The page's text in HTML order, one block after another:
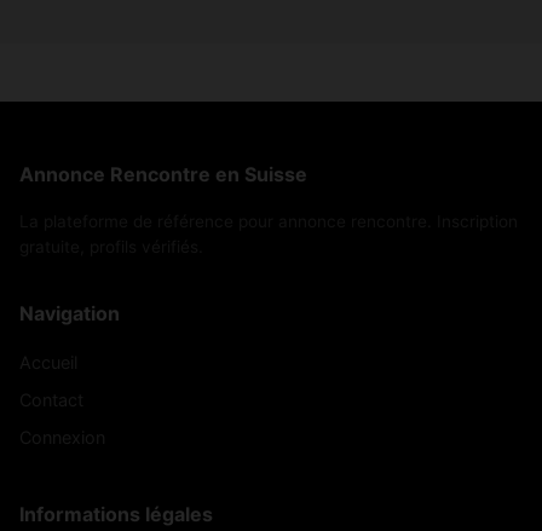
Annonce Rencontre en Suisse
Navigation
Informations légales